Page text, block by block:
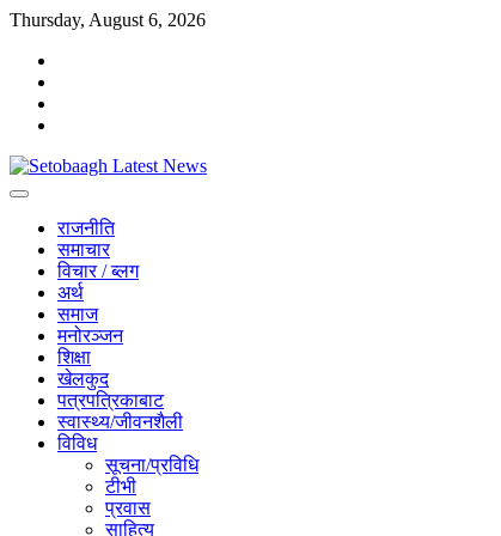
Skip
content
Thursday, August 6, 2026
राजनीति
समाचार
विचार / ब्लग
अर्थ
समाज
मनोरञ्जन
शिक्षा
खेलकुद
पत्रपत्रिकाबाट
स्वास्थ्य/जीवनशैली
विविध
सूचना/प्रविधि
टीभी
प्रवास
साहित्य